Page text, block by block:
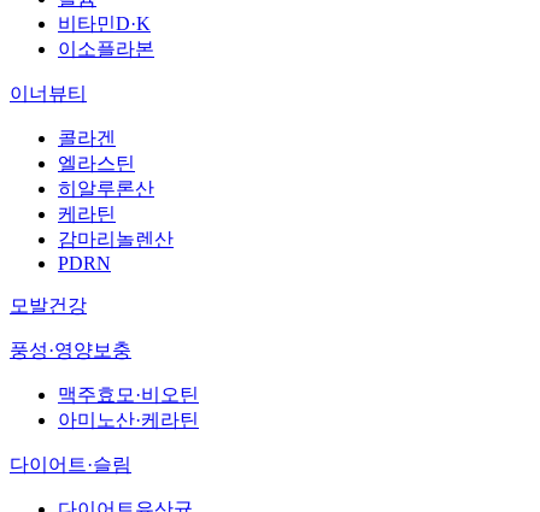
비타민D·K
이소플라본
이너뷰티
콜라겐
엘라스틴
히알루론산
케라틴
감마리놀렌산
PDRN
모발건강
풍성·영양보충
맥주효모·비오틴
아미노산·케라틴
다이어트·슬림